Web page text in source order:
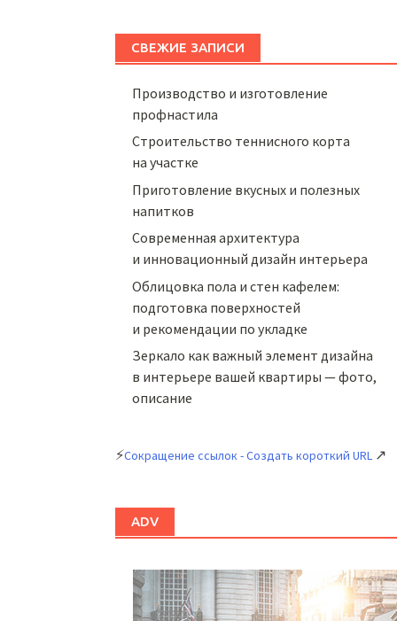
СВЕЖИЕ ЗАПИСИ
Производство и изготовление
профнастила
Строительство теннисного корта
на участке
Приготовление вкусных и полезных
напитков
Cовременная архитектура
и инновационный дизайн интерьера
Облицовка пола и стен кафелем:
подготовка поверхностей
и рекомендации по укладке
Зеркало как важный элемент дизайна
в интерьере вашей квартиры — фото,
описание
⚡Сокращение ссылок - Создать короткий URL ↗
ADV